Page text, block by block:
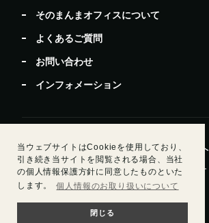
当ウェブサイトはCookieを使用しており、
引き続き当サイトを閲覧される場合、当社
の個人情報保護方針に同意したものといた
します。
個人情報のお取り扱いについて
閉じる
そのまんまオフィスについて
よくあるご質問
お問い合わせ
インフォメーション
居抜きで退去したい方 ビルオーナー・管理会社様へ
運営会社情報 会員規約 個人情報保護方針
© Sun Frontier Fudousan Co., Ltd.